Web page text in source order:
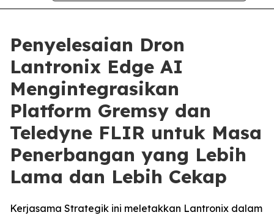
Penyelesaian Dron
Lantronix Edge AI
Mengintegrasikan
Platform Gremsy dan
Teledyne FLIR untuk Masa
Penerbangan yang Lebih
Lama dan Lebih Cekap
Kerjasama Strategik ini meletakkan Lantronix dalam